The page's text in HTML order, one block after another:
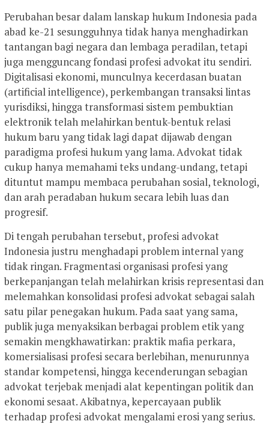
Perubahan besar dalam lanskap hukum Indonesia pada
abad ke-21 sesungguhnya tidak hanya menghadirkan
tantangan bagi negara dan lembaga peradilan, tetapi
juga mengguncang fondasi profesi advokat itu sendiri.
Digitalisasi ekonomi, munculnya kecerdasan buatan
(artificial intelligence), perkembangan transaksi lintas
yurisdiksi, hingga transformasi sistem pembuktian
elektronik telah melahirkan bentuk-bentuk relasi
hukum baru yang tidak lagi dapat dijawab dengan
paradigma profesi hukum yang lama. Advokat tidak
cukup hanya memahami teks undang-undang, tetapi
dituntut mampu membaca perubahan sosial, teknologi,
dan arah peradaban hukum secara lebih luas dan
progresif.
Di tengah perubahan tersebut, profesi advokat
Indonesia justru menghadapi problem internal yang
tidak ringan. Fragmentasi organisasi profesi yang
berkepanjangan telah melahirkan krisis representasi dan
melemahkan konsolidasi profesi advokat sebagai salah
satu pilar penegakan hukum. Pada saat yang sama,
publik juga menyaksikan berbagai problem etik yang
semakin mengkhawatirkan: praktik mafia perkara,
komersialisasi profesi secara berlebihan, menurunnya
standar kompetensi, hingga kecenderungan sebagian
advokat terjebak menjadi alat kepentingan politik dan
ekonomi sesaat. Akibatnya, kepercayaan publik
terhadap profesi advokat mengalami erosi yang serius.